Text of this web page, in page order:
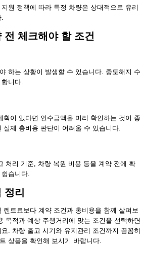
원 정책에 따라 특정 차량은 상대적으로 유리
전 체크해야 할 조건
하는 상황이 발생할 수 있습니다. 중도해지 수
니다.
획이 있다면 인수금액을 미리 확인하는 것이 좋
제 총비용 판단이 어려울 수 있습니다.
처리 기준, 차량 복원 비용 등을 계약 전에 확
습니다.
리
렌트료보다 계약 조건과 총비용을 함께 살펴보
목적과 예상 주행거리에 맞는 조건을 선택하면
. 차량 출고 시기와 유지관리 조건까지 꼼꼼히
상품을 확인해 보시기 바랍니다.